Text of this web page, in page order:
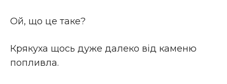
Ой, що це таке?
Крякуха щось дуже далеко вiд каменю
попливла.